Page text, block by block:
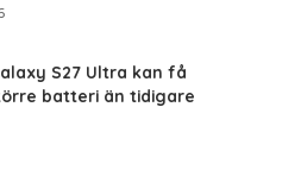
S27 Ultra kan få
batteri än tidigare